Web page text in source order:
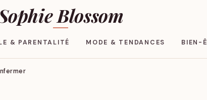
Blossom
& PARENTALITÉ MODE & TENDANCES BIEN-